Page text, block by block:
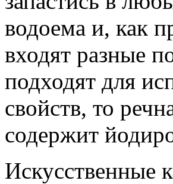
водоема и, как
входят разные
подходят для
свойств, то
содержит
Искусственные